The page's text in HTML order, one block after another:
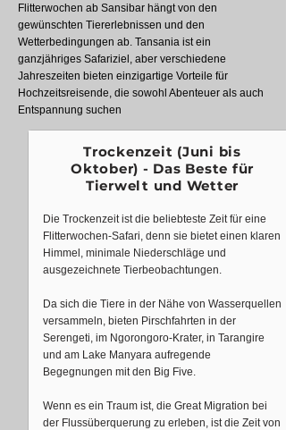
Flitterwochen ab Sansibar hängt von den
gewünschten Tiererlebnissen und den
Wetterbedingungen ab. Tansania ist ein
ganzjähriges Safariziel, aber verschiedene
Jahreszeiten bieten einzigartige Vorteile für
Hochzeitsreisende, die sowohl Abenteuer als auch
Entspannung suchen
Trockenzeit (Juni bis
Oktober) - Das Beste für
Tierwelt und Wetter
Die Trockenzeit ist die beliebteste Zeit für eine
Flitterwochen-Safari, denn sie bietet einen klaren
Himmel, minimale Niederschläge und
ausgezeichnete Tierbeobachtungen.
Da sich die Tiere in der Nähe von Wasserquellen
versammeln, bieten Pirschfahrten in der
Serengeti, im Ngorongoro-Krater, in Tarangire
und am Lake Manyara aufregende
Begegnungen mit den Big Five.
Wenn es ein Traum ist, die Great Migration bei
der Flussüberquerung zu erleben, ist die Zeit von